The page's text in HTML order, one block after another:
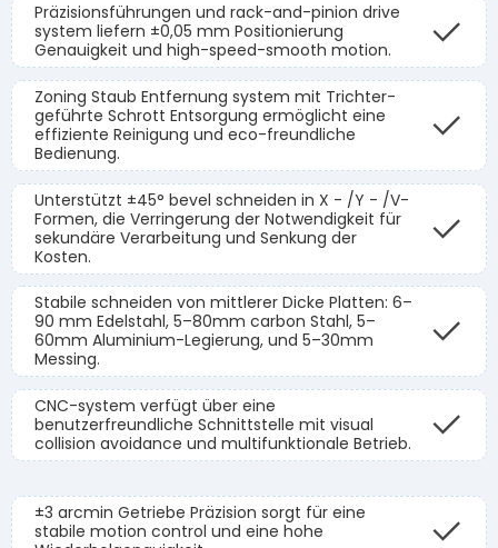
Präzisionsführungen und rack-and-pinion drive
system liefern ±0,05 mm Positionierung
Genauigkeit und high-speed-smooth motion.
Zoning Staub Entfernung system mit Trichter-
geführte Schrott Entsorgung ermöglicht eine
effiziente Reinigung und eco-freundliche
Bedienung.
Unterstützt ±45° bevel schneiden in X - /Y - /V-
Formen, die Verringerung der Notwendigkeit für
sekundäre Verarbeitung und Senkung der
Kosten.
Stabile schneiden von mittlerer Dicke Platten: 6–
90 mm Edelstahl, 5–80mm carbon Stahl, 5–
60mm Aluminium-Legierung, und 5–30mm
Messing.
CNC-system verfügt über eine
benutzerfreundliche Schnittstelle mit visual
collision avoidance und multifunktionale Betrieb.
±3 arcmin Getriebe Präzision sorgt für eine
stabile motion control und eine hohe